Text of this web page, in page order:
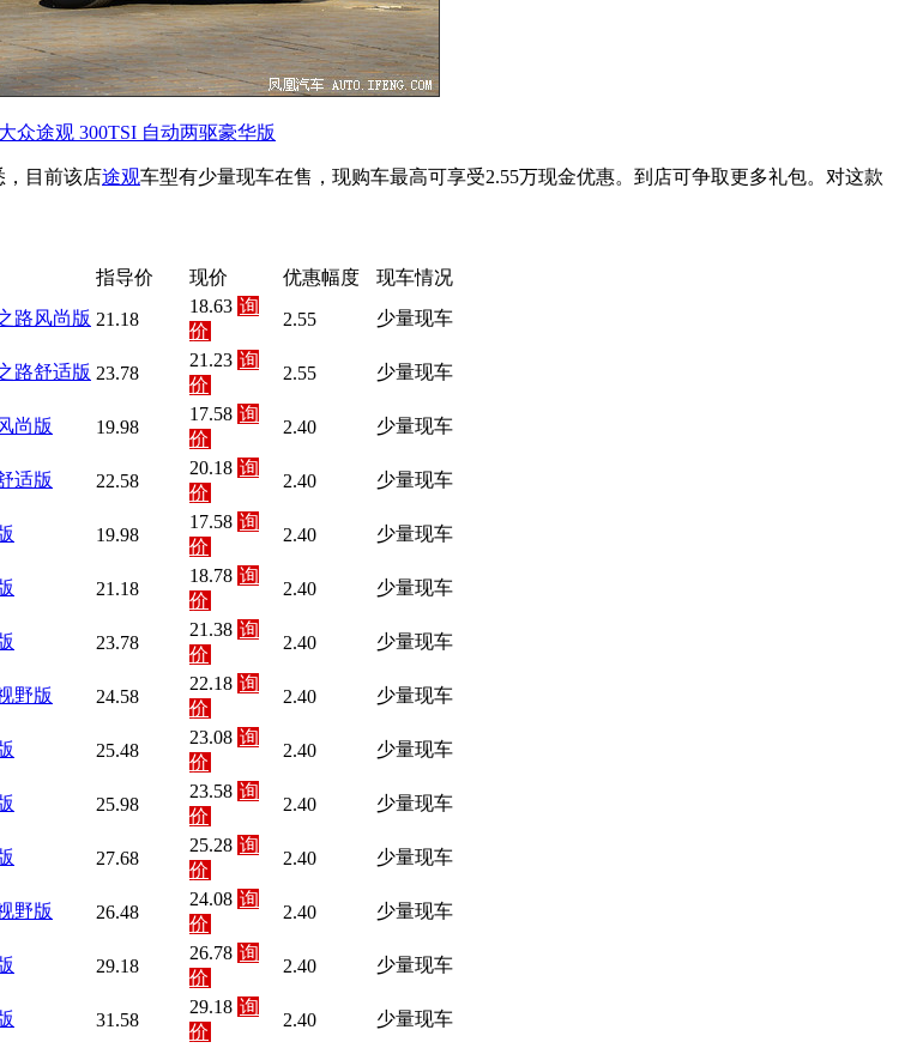
众途观 300TSI 自动两驱豪华版
，目前该店途观车型有少量现车在售，现购车最高可享受2.55万现金优惠。到店可争取更多礼包。对这款
指导价 现价 优惠幅度
现车情况
路风尚版 21.18
18.63 询
价
2.55 少量现车
路舒适版 23.78
21.23 询
价
2.55 少量现车
尚版 19.98
17.58 询
价
2.40 少量现车
适版 22.58
20.18 询
价
2.40 少量现车
19.98
17.58 询
价
2.40 少量现车
21.18
18.78 询
价
2.40 少量现车
23.78
21.38 询
价
2.40 少量现车
野版 24.58
22.18 询
价
2.40 少量现车
25.48
23.08 询
价
2.40 少量现车
25.98
23.58 询
价
2.40 少量现车
27.68
25.28 询
价
2.40 少量现车
野版 26.48
24.08 询
价
2.40 少量现车
29.18
26.78 询
价
2.40 少量现车
31.58
29.18 询
价
2.40 少量现车